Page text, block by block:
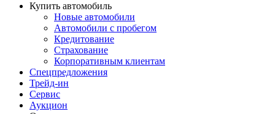
Купить автомобиль
Новые автомобили
Автомобили с пробегом
Кредитование
Страхование
Корпоративным клиентам
Спецпредложения
Трейд-ин
Сервис
Аукцион